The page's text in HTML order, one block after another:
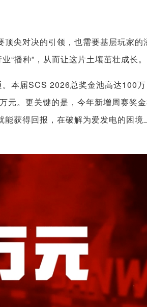
尖对决的引领，也需要基层玩家的
“播种”，从而让这片土壤茁壮成长。
。本届SCS 2026总奖金池高达100万
元。更关键的是，今年新增周赛奖
获得回报，在破解为爱发电的困境